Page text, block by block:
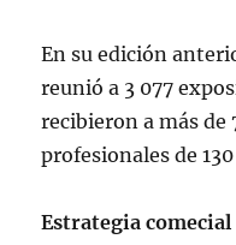
En su edición
reunió a 3 077
recibieron a más
profesionales de
Estrategia comecial